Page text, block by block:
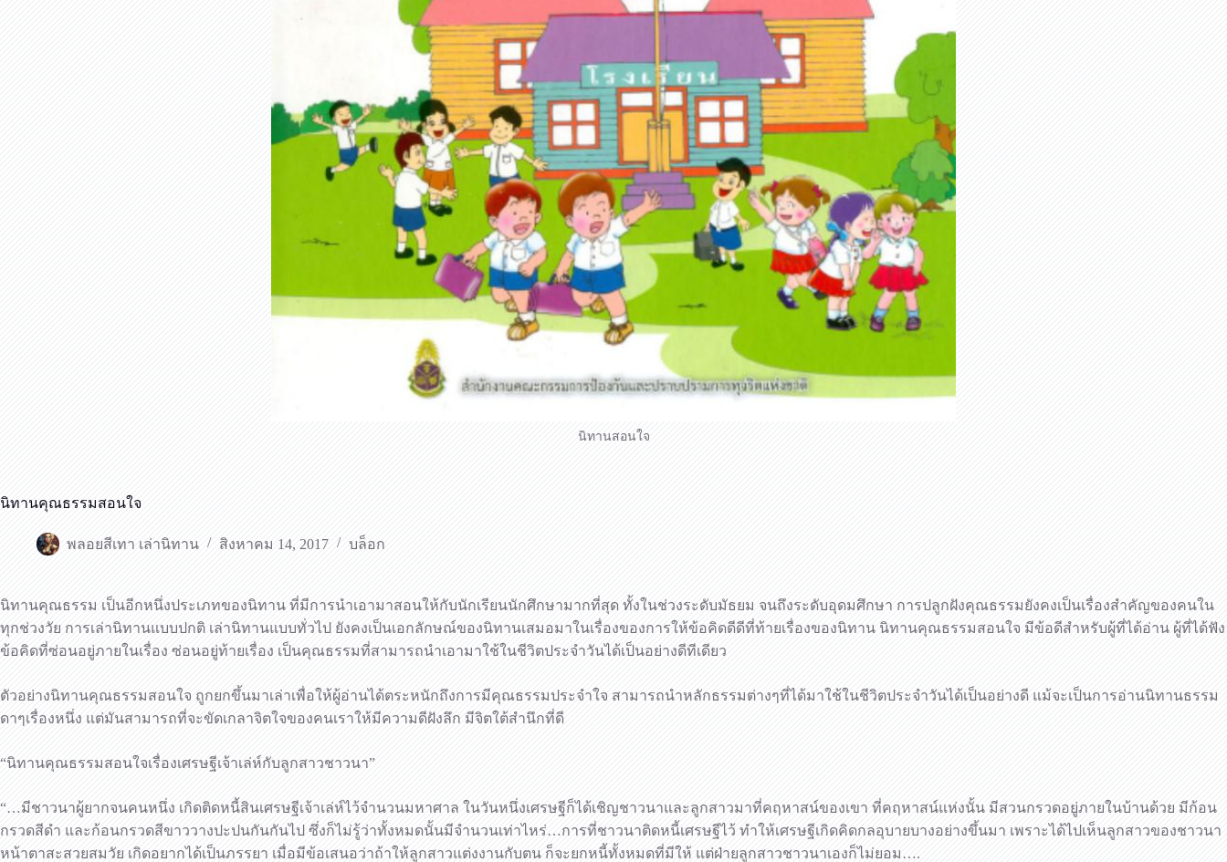
นิทานสอนใจ
นิทานคุณธรรมสอนใจ
พลอยสีเทา เล่านิทาน สิงหาคม 14, 2017 บล็อก
นิทานคุณธรรม เป็นอีกหนึ่งประเภทของนิทาน ที่มีการนำเอามาสอนให้กับนักเรียนนักศึกษามากที่สุด ทั้งในช่วงระดับมัธยม จนถึงระดับอุดมศึกษา การปลูกฝังคุณธรรมยังคงเป็นเรื่องสำคัญของคนใน
ทุกช่วงวัย การเล่านิทานแบบปกติ เล่านิทานแบบทั่วไป ยังคงเป็นเอกลักษณ์ของนิทานเสมอมาในเรื่องของการให้ข้อคิดดีดีที่ท้ายเรื่องของนิทาน นิทานคุณธรรมสอนใจ มีข้อดีสำหรับผู้ที่ได้อ่าน ผู้ที่ได้ฟัง
ข้อคิดที่ซ่อนอยู่ภายในเรื่อง ซ่อนอยู่ท้ายเรื่อง เป็นคุณธรรมที่สามารถนำเอามาใช้ในชีวิตประจำวันได้เป็นอย่างดีทีเดียว
ตัวอย่างนิทานคุณธรรมสอนใจ ถูกยกขึ้นมาเล่าเพื่อให้ผู้อ่านได้ตระหนักถึงการมีคุณธรรมประจำใจ สามารถนำหลักธรรมต่างๆที่ได้มาใช้ในชีวิตประจำวันได้เป็นอย่างดี แม้จะเป็นการอ่านนิทานธรรม
ดาๆเรื่องหนึ่ง แต่มันสามารถที่จะขัดเกลาจิตใจของคนเราให้มีความดีฝังลึก มีจิตใต้สำนึกที่ดี
“นิทานคุณธรรมสอนใจเรื่องเศรษฐีเจ้าเล่ห์กับลูกสาวชาวนา”
“…มีชาวนาผู้ยากจนคนหนึ่ง เกิดติดหนี้สินเศรษฐีเจ้าเล่ห์ไว้จำนวนมหาศาล ในวันหนึ่งเศรษฐีก็ได้เชิญชาวนาและลูกสาวมาที่คฤหาสน์ของเขา ที่คฤหาสน์แห่งนั้น มีสวนกรวดอยู่ภายในบ้านด้วย มีก้อน
กรวดสีดำ และก้อนกรวดสีขาววางปะปนกันกันไป ซึ่งก็ไม่รู้ว่าทั้งหมดนั้นมีจำนวนเท่าไหร่…การที่ชาวนาติดหนี้เศรษฐีไว้ ทำให้เศรษฐีเกิดคิดกลอุบายบางอย่างขึ้นมา เพราะได้ไปเห็นลูกสาวของชาวนา
หน้าตาสะสวยสมวัย เกิดอยากได้เป็นภรรยา เมื่อมีข้อเสนอว่าถ้าให้ลูกสาวแต่งงานกับตน ก็จะยกหนี้ทั้งหมดที่มีให้ แต่ฝ่ายลูกสาวชาวนาเองก็ไม่ยอม….